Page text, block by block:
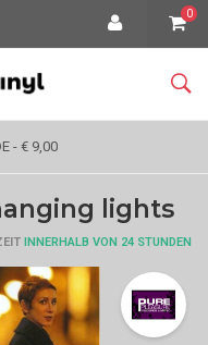
0
- € 9,00
lights
INNERHALB VON 24 STUNDEN